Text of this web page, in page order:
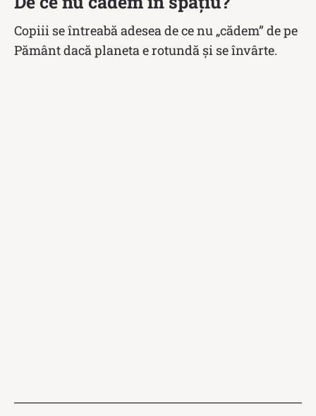
Copiii se întreabă adesea de ce nu „cădem” de pe
Pământ dacă planeta e rotundă și se învârte.